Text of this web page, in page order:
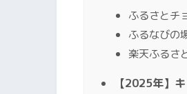
ふるさとチ
ふるなびの
楽天ふるさ
【2025年】